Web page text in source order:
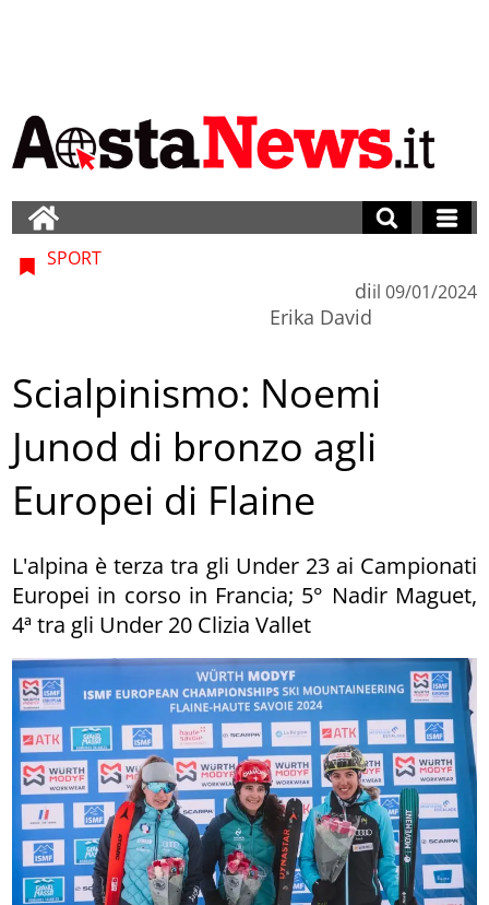
SPORT
di
Erika David
il 09/01/2024
Scialpinismo: Noemi
Junod di bronzo agli
Europei di Flaine
L'alpina è terza tra gli Under 23 ai Campionati
Europei in corso in Francia; 5° Nadir Maguet,
4ª tra gli Under 20 Clizia Vallet